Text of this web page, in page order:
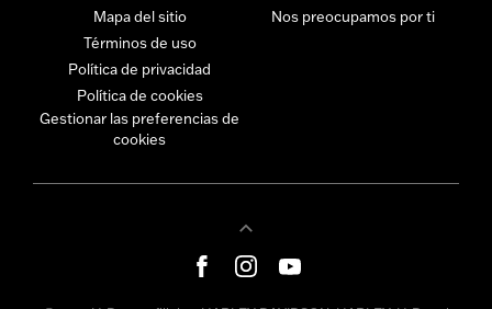
Mapa del sitio
Términos de uso
Política de privacidad
Política de cookies
Gestionar las preferencias de
cookies
Nos preocupamos por ti